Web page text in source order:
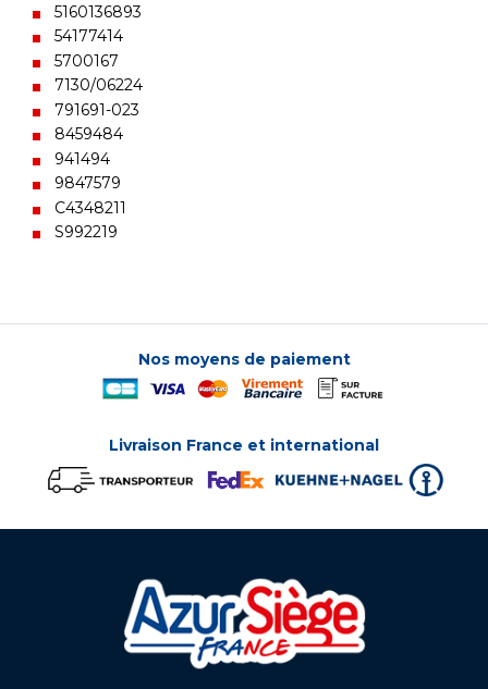
5160136893
54177414
5700167
7130/06224
791691-023
8459484
941494
9847579
C4348211
S992219
Nos moyens de paiement
Livraison France et international